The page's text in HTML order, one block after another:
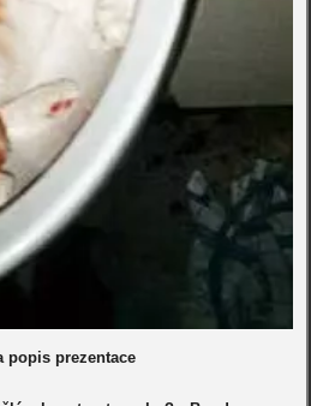
popis prezentace